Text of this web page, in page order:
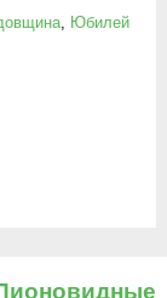
, Юбилей